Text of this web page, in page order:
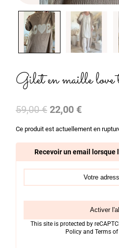
Gilet en maille love
59,00€ Le
initial
était :
59,00 €.
22,00 €Le
actuel
est :
22,00 €.
Ce produit est actuellement en
Recevoir un email
Activer
This site is protected by
Policy and Terms of